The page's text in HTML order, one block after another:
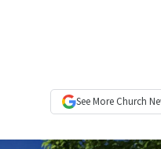
See More Church